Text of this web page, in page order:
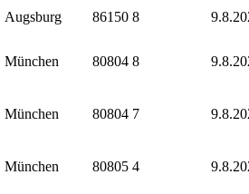
Augsburg 86150 8
München 80804 8
München 80804 7
München 80805 4